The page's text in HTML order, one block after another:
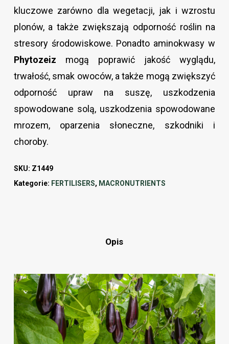
kluczowe zarówno dla wegetacji, jak i wzrostu
plonów, a także zwiększają odporność roślin na
stresory środowiskowe. Ponadto aminokwasy w
Phytozeiz mogą poprawić jakość wyglądu,
trwałość, smak owoców, a także mogą zwiększyć
odporność upraw na suszę, uszkodzenia
spowodowane solą, uszkodzenia spowodowane
mrozem, oparzenia słoneczne, szkodniki i
choroby.
SKU: Z1449
Kategorie: FERTILISERS, MACRONUTRIENTS
Opis